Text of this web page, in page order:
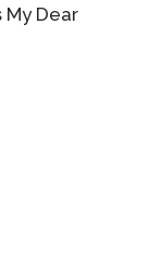
Dear